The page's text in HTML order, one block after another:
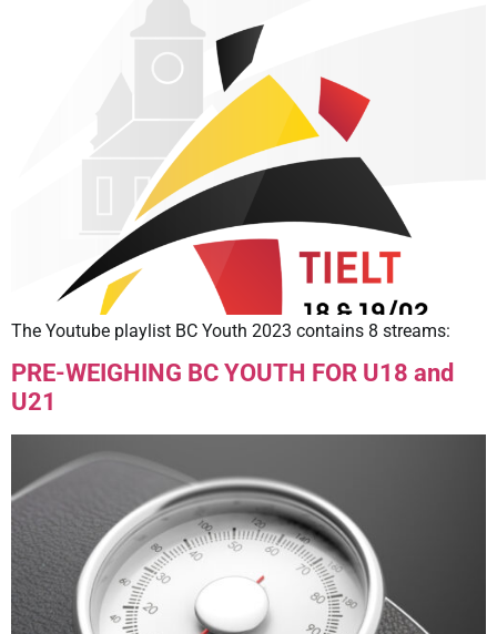
The Youtube playlist BC Youth 2023 contains 8 streams:
PRE-WEIGHING BC YOUTH FOR U18 and
U21